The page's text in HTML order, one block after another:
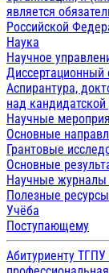
является
Российской
Наука
Научное
Диссертационный
Аспирантура,
над кандидатской
Научные
Основные
Грантовые
Основные
Научные
Полезные ресурсы
Учёба
Поступающему
Абитуриенту ТГПУ